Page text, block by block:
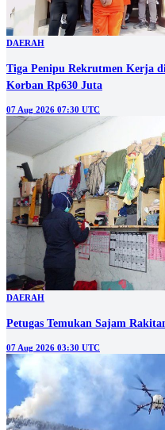
DAERAH
Tiga Penipu Rekrutmen Kerja
Korban Rp630 Juta
07 Aug 2026 07:30 UTC
DAERAH
Petugas Temukan Sajam
07 Aug 2026 03:30 UTC